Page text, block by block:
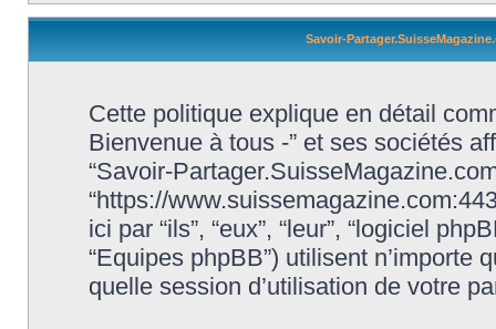
Savoir-
Cette politique explique en détail
Bienvenue à tous -” et ses sociétés
“Savoir-
“https://
ici par “ils”, “eux”, “leur”, “logiciel
“Equipes phpBB”) utilisent n’importe
quelle session d’utilisation de votre